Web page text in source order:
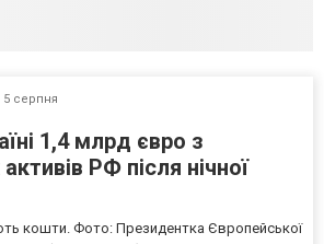
5 серпня
1,4 млрд євро з
РФ після нічної
кошти. Фото: Президентка Європейської